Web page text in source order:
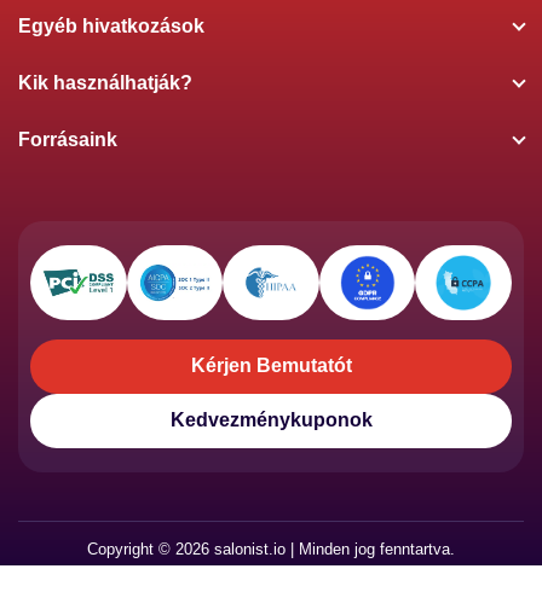
Egyéb hivatkozások
Kik használhatják?
Forrásaink
Kérjen Bemutatót
Kedvezménykuponok
Copyright © 2026 salonist.io | Minden jog fenntartva.